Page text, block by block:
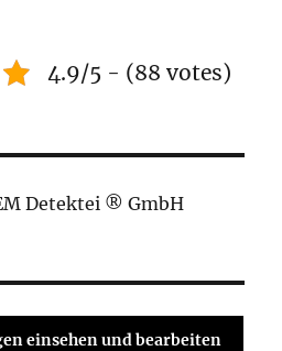
4.9/5 - (88 votes)
Detektei ® GmbH
einsehen und bearbeiten